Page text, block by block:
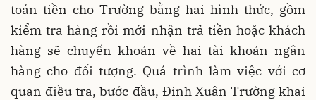
toán tiền cho Trường bằng hai hình thức, gồm
kiểm tra hàng rồi mới nhận trả tiền hoặc khách
hàng sẽ chuyển khoản về hai tài khoản ngân
hàng cho đối tượng. Quá trình làm việc với cơ
quan điều tra, bước đầu, Đinh Xuân Trường khai